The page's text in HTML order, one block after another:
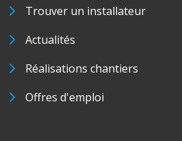
Trouver un installateur
Actualités
Réalisations chantiers
Offres d'emploi